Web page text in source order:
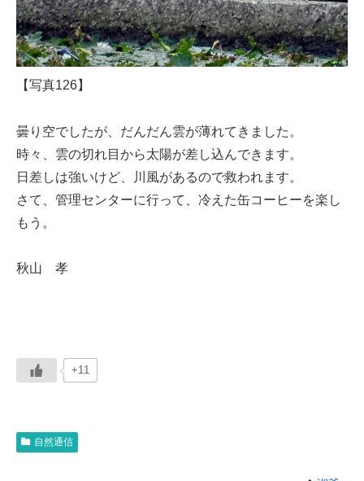
【写真126】
曇り空でしたが、だんだん雲が薄れてきました。
時々、雲の切れ目から太陽が差し込んできます。
日差しは強いけど、川風があるので救われます。
さて、管理センターに行って、冷えた缶コーヒーを楽し
もう。
秋山 孝
+11
自然通信